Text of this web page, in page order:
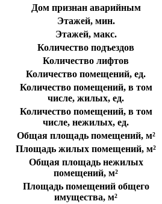
Дом признан аварийным
Этажей, мин.
Этажей, макс.
Количество подъездов
Количество лифтов
Количество помещений, ед.
Количество помещений, в том
числе, жилых, ед.
Количество помещений, в том
числе, нежилых, ед.
Общая площадь помещений, м²
Площадь жилых помещений, м²
Общая площадь нежилых
помещений, м²
Площадь помещений общего
имущества, м²